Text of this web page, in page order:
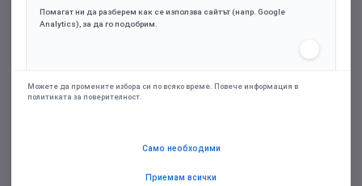
Помагат ни да разберем как се използва сайтът (напр. Google
Analytics), за да го подобрим.
Персонализирани оферти и ремаркетинг чрез партньорски платформи
Можете да промените избора си по всяко време. Повече информация в
политиката за поверителност.
Само необходими
Приемам всички